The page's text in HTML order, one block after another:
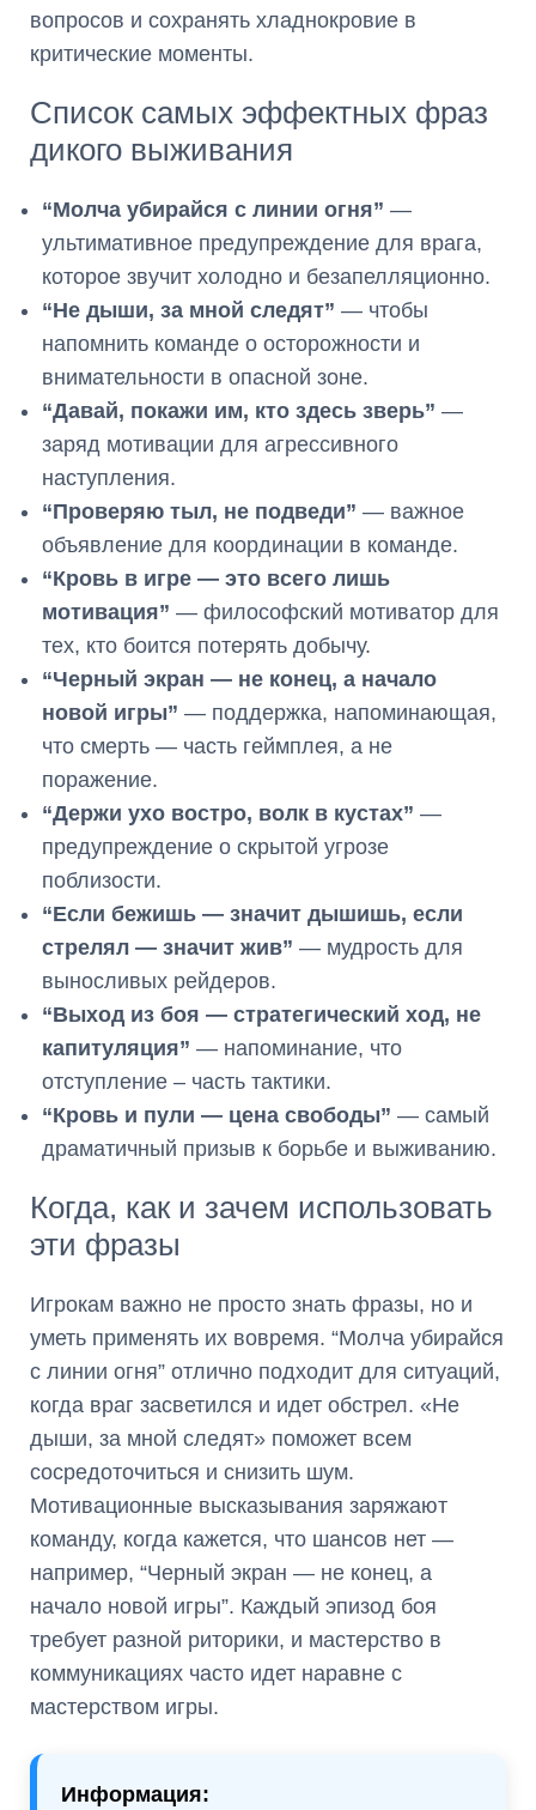
вопросов и сохранять хладнокровие в
критические моменты.
Список самых эффектных фраз
дикого выживания
“Молча убирайся с линии огня” —
ультимативное предупреждение для врага,
которое звучит холодно и безапелляционно.
“Не дыши, за мной следят” — чтобы
напомнить команде о осторожности и
внимательности в опасной зоне.
“Давай, покажи им, кто здесь зверь” —
заряд мотивации для агрессивного
наступления.
“Проверяю тыл, не подведи” — важное
объявление для координации в команде.
“Кровь в игре — это всего лишь
мотивация” — философский мотиватор для
тех, кто боится потерять добычу.
“Черный экран — не конец, а начало
новой игры” — поддержка, напоминающая,
что смерть — часть геймплея, а не
поражение.
“Держи ухо востро, волк в кустах” —
предупреждение о скрытой угрозе
поблизости.
“Если бежишь — значит дышишь, если
стрелял — значит жив” — мудрость для
выносливых рейдеров.
“Выход из боя — стратегический ход, не
капитуляция” — напоминание, что
отступление – часть тактики.
“Кровь и пули — цена свободы” — самый
драматичный призыв к борьбе и выживанию.
Когда, как и зачем использовать
эти фразы
Игрокам важно не просто знать фразы, но и
уметь применять их вовремя. “Молча убирайся
с линии огня” отлично подходит для ситуаций,
когда враг засветился и идет обстрел. «Не
дыши, за мной следят» поможет всем
сосредоточиться и снизить шум.
Мотивационные высказывания заряжают
команду, когда кажется, что шансов нет —
например, “Черный экран — не конец, а
начало новой игры”. Каждый эпизод боя
требует разной риторики, и мастерство в
коммуникациях часто идет наравне с
мастерством игры.
Информация: